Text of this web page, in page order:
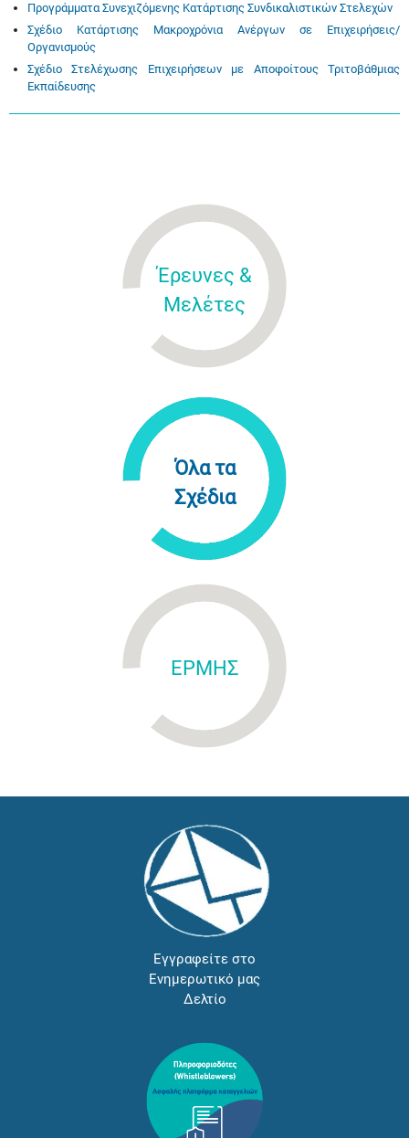
Προγράμματα Συνεχιζόμενης Κατάρτισης Συνδικαλιστικών Στελεχών
Σχέδιο Κατάρτισης Μακροχρόνια Ανέργων σε Επιχειρήσεις/
Οργανισμούς
Σχέδιο Στελέχωσης Επιχειρήσεων με Αποφοίτους Τριτοβάθμιας
Εκπαίδευσης
Έρευνες &
Μελέτες
Όλα τα
Σχέδια
ΕΡΜΗΣ
Εγγραφείτε στο
Ενημερωτικό μας
Δελτίο